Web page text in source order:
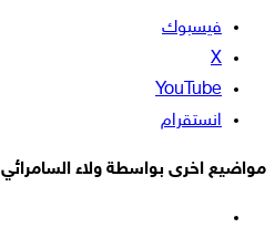
فيسبوك
‫X
‫YouTube
انستقرام
مواضيع اخرى بواسطة ولاء السامرائي